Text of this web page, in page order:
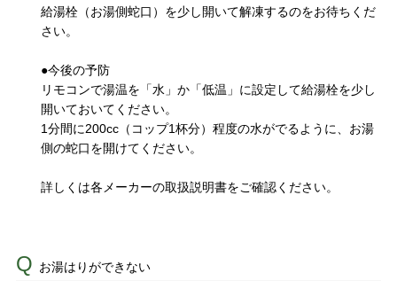
給湯栓（お湯側蛇口）を少し開いて解凍するのをお待ちくだ
さい。
●今後の予防
リモコンで湯温を「水」か「低温」に設定して給湯栓を少し
開いておいてください。
1分間に200cc（コップ1杯分）程度の水がでるように、お湯
側の蛇口を開けてください。
詳しくは各メーカーの取扱説明書をご確認ください。
Q お湯はりができない